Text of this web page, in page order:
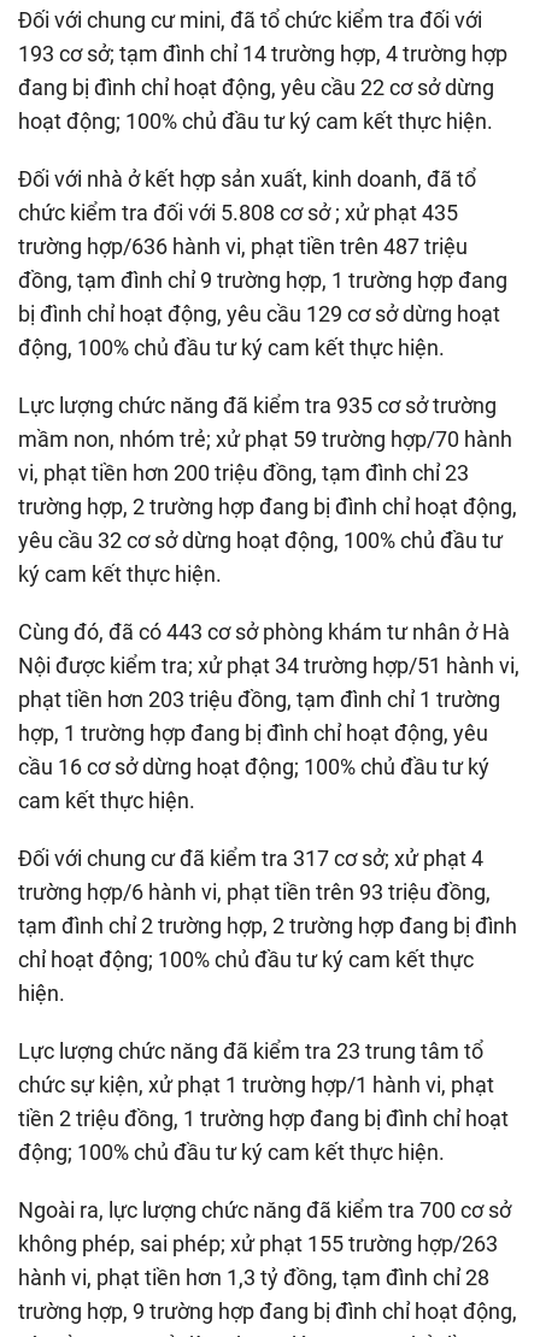
Đối với chung cư mini, đã tổ chức kiểm tra đối với
193 cơ sở; tạm đình chỉ 14 trường hợp, 4 trường hợp
đang bị đình chỉ hoạt động, yêu cầu 22 cơ sở dừng
hoạt động; 100% chủ đầu tư ký cam kết thực hiện.
Đối với nhà ở kết hợp sản xuất, kinh doanh, đã tổ
chức kiểm tra đối với 5.808 cơ sở ; xử phạt 435
trường hợp/636 hành vi, phạt tiền trên 487 triệu
đồng, tạm đình chỉ 9 trường hợp, 1 trường hợp đang
bị đình chỉ hoạt động, yêu cầu 129 cơ sở dừng hoạt
động, 100% chủ đầu tư ký cam kết thực hiện.
Lực lượng chức năng đã kiểm tra 935 cơ sở trường
mầm non, nhóm trẻ; xử phạt 59 trường hợp/70 hành
vi, phạt tiền hơn 200 triệu đồng, tạm đình chỉ 23
trường hợp, 2 trường hợp đang bị đình chỉ hoạt động,
yêu cầu 32 cơ sở dừng hoạt động, 100% chủ đầu tư
ký cam kết thực hiện.
Cùng đó, đã có 443 cơ sở phòng khám tư nhân ở Hà
Nội được kiểm tra; xử phạt 34 trường hợp/51 hành vi,
phạt tiền hơn 203 triệu đồng, tạm đình chỉ 1 trường
hợp, 1 trường hợp đang bị đình chỉ hoạt động, yêu
cầu 16 cơ sở dừng hoạt động; 100% chủ đầu tư ký
cam kết thực hiện.
Đối với chung cư đã kiểm tra 317 cơ sở; xử phạt 4
trường hợp/6 hành vi, phạt tiền trên 93 triệu đồng,
tạm đình chỉ 2 trường hợp, 2 trường hợp đang bị đình
chỉ hoạt động; 100% chủ đầu tư ký cam kết thực
hiện.
Lực lượng chức năng đã kiểm tra 23 trung tâm tổ
chức sự kiện, xử phạt 1 trường hợp/1 hành vi, phạt
tiền 2 triệu đồng, 1 trường hợp đang bị đình chỉ hoạt
động; 100% chủ đầu tư ký cam kết thực hiện.
Ngoài ra, lực lượng chức năng đã kiểm tra 700 cơ sở
không phép, sai phép; xử phạt 155 trường hợp/263
hành vi, phạt tiền hơn 1,3 tỷ đồng, tạm đình chỉ 28
trường hợp, 9 trường hợp đang bị đình chỉ hoạt động,